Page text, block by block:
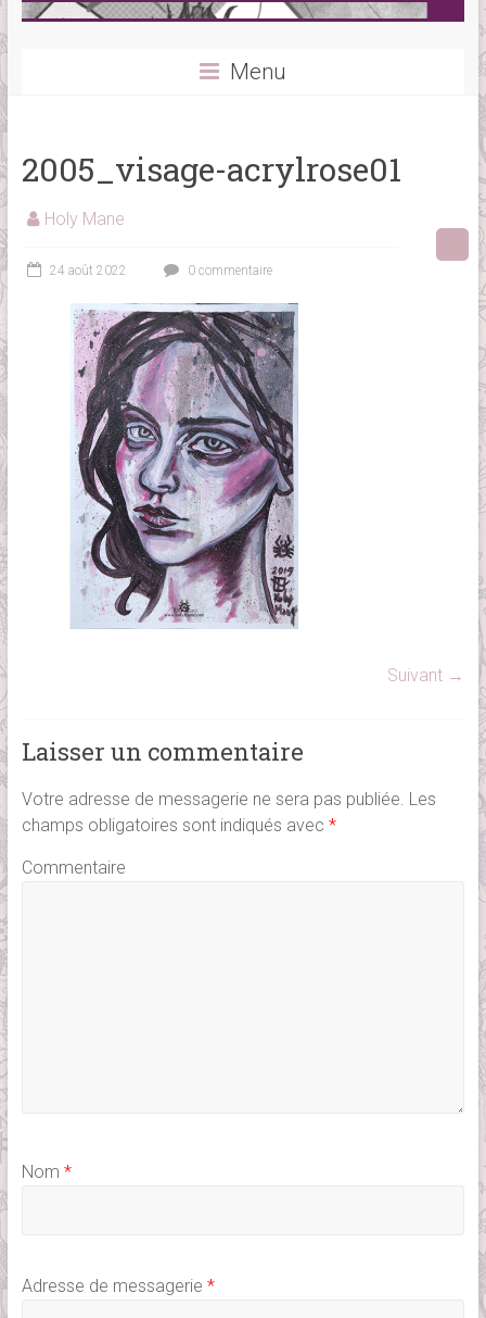
Menu
2005_visage-acrylrose01
Holy Mane
24 août 2022 0 commentaire
Suivant →
Laisser un commentaire
Votre adresse de messagerie ne sera pas publiée. Les
champs obligatoires sont indiqués avec *
Commentaire
Nom *
Adresse de messagerie *